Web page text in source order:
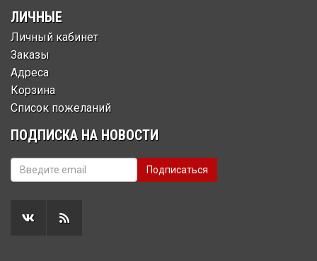
ЛИЧНЫЕ
Личный кабинет
Заказы
Адреса
Корзина
Список пожеланий
ПОДПИСКА НА НОВОСТИ